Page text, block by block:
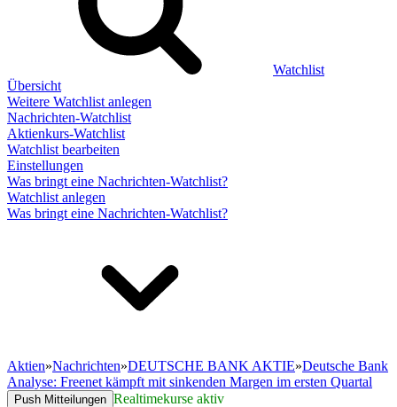
Watchlist
Übersicht
Weitere Watchlist anlegen
Nachrichten-Watchlist
Aktienkurs-Watchlist
Watchlist bearbeiten
Einstellungen
Was bringt eine Nachrichten-Watchlist?
Watchlist anlegen
Was bringt eine Nachrichten-Watchlist?
Aktien»Nachrichten»DEUTSCHE BANK AKTIE»Deutsche Bank
Analyse: Freenet kämpft mit sinkenden Margen im ersten Quartal
Push Mitteilungen Realtimekurse aktiv